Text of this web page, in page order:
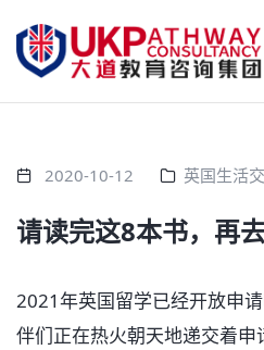
2020-10-12 英国生活
请读完这8本书，再
2021年英国留学已经开放申
伴们正在热火朝天地递交着申